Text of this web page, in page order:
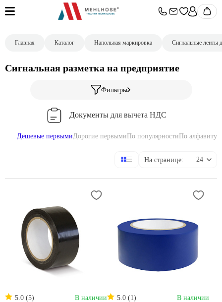
Главная Каталог Напольная маркировка Сигнальные ленты
Сигнальная разметка на предприятие
Фильтры
Документы для вычета НДС
Работаем только с юр.лицами
Дешевые первымиДорогие первымиПо популярностиПо алфавиту
На странице:
5.0 (5) В наличии 5.0 (1) В наличии